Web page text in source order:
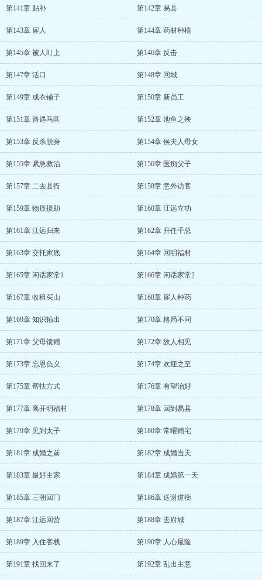
第141章 贴补 第142章 易县
第143章 雇人 第144章 药材种植
第145章 被人盯上 第146章 反击
第147章 活口 第148章 回城
第149章 成衣铺子 第150章 新员工
第151章 路遇马匪 第152章 池鱼之殃
第153章 反杀脱身 第154章 侯夫人母女
第155章 紧急救治 第156章 医痴父子
第157章 二去县衙 第158章 意外访客
第159章 物质援助 第160章 江远立功
第161章 江远归来 第162章 升任千总
第163章 交托家底 第164章 回明福村
第165章 闲话家常1 第166章 闲话家常2
第167章 收租买山 第168章 雇人种药
第169章 知识输出 第170章 格局不同
第171章 父母馈赠 第172章 故人相见
第173章 忘恩负义 第174章 欢迎之至
第175章 帮扶方式 第176章 有望治好
第177章 离开明福村 第178章 回到易县
第179章 见到太子 第180章 常曜赠宅
第181章 成婚之前 第182章 成婚当天
第183章 最好主家 第184章 成婚第一天
第185章 三朝回门 第186章 送谢道衡
第187章 江远回营 第188章 去府城
第189章 入住客栈 第190章 人心最险
第191章 找回来了 第192章 乱出主意